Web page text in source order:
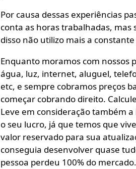
Por causa dessas experiências
conta as horas trabalhadas, mas
disso não utilizo mais a
Enquanto moramos com nossos
água, luz, internet, aluguel,
etc, e sempre cobramos preços
começar cobrando direito.
Leve em consideração também
o seu lucro, já que temos que
valor reservado para sua
conseguia desenvolver quase
pessoa perdeu 100% do mercado.